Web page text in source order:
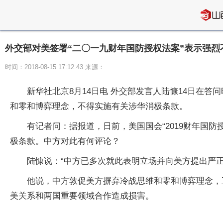
外交部对美签署“二〇一九财年国防授权法案”表示强烈
时间：2018-08-15 17:12:43 来源：
新华社北京8月14日电 外交部发言人陆慷14日在答
和零和博弈理念，不得实施有关涉华消极条款。
有记者问：据报道，日前，美国国会“2019财年国
极条款。中方对此有何评论？
陆慷说：“中方已多次就此表明立场并向美方提出严
他说，中方敦促美方摒弃冷战思维和零和博弈理念
美关系和两国重要领域合作造成损害。